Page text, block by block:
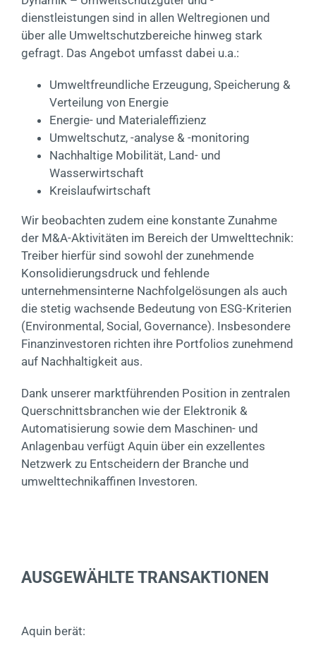
dienstleistungen sind in allen Weltregionen und
über alle Umweltschutzbereiche hinweg stark
gefragt. Das Angebot umfasst dabei u.a.:
Umweltfreundliche Erzeugung, Speicherung &
Verteilung von Energie
Energie- und Materialeffizienz
Umweltschutz, -analyse & -monitoring
Nachhaltige Mobilität, Land- und
Wasserwirtschaft
Kreislaufwirtschaft
Wir beobachten zudem eine konstante Zunahme
der M&A-Aktivitäten im Bereich der Umwelttechnik:
Treiber hierfür sind sowohl der zunehmende
Konsolidierungsdruck und fehlende
unternehmensinterne Nachfolgelösungen als auch
die stetig wachsende Bedeutung von ESG-Kriterien
(Environmental, Social, Governance). Insbesondere
Finanzinvestoren richten ihre Portfolios zunehmend
auf Nachhaltigkeit aus.
Dank unserer marktführenden Position in zentralen
Querschnittsbranchen wie der Elektronik &
Automatisierung sowie dem Maschinen- und
Anlagenbau verfügt Aquin über ein exzellentes
Netzwerk zu Entscheidern der Branche und
umwelttechnikaffinen Investoren.
AUSGEWÄHLTE TRANSAKTIONEN
Aquin berät: